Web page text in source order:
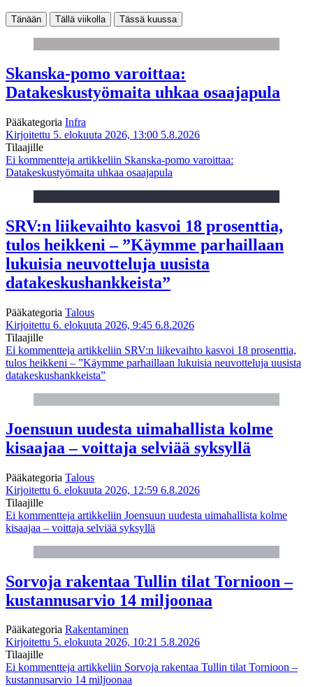
Tänään Tällä viikolla Tässä kuussa
Skanska-pomo varoittaa:
Datakeskustyömaita uhkaa osaajapula
Pääkategoria Infra
Kirjoitettu 5. elokuuta 2026, 13:00 5.8.2026
Tilaajille
Ei kommentteja artikkeliin Skanska-pomo varoittaa:
Datakeskustyömaita uhkaa osaajapula
SRV:n liikevaihto kasvoi 18 prosenttia,
tulos heikkeni – ”Käymme parhaillaan
lukuisia neuvotteluja uusista
datakeskushankkeista”
Pääkategoria Talous
Kirjoitettu 6. elokuuta 2026, 9:45 6.8.2026
Tilaajille
Ei kommentteja artikkeliin SRV:n liikevaihto kasvoi 18 prosenttia,
tulos heikkeni – ”Käymme parhaillaan lukuisia neuvotteluja uusista
datakeskushankkeista”
Joensuun uudesta uimahallista kolme
kisaajaa – voittaja selviää syksyllä
Pääkategoria Talous
Kirjoitettu 6. elokuuta 2026, 12:59 6.8.2026
Tilaajille
Ei kommentteja artikkeliin Joensuun uudesta uimahallista kolme
kisaajaa – voittaja selviää syksyllä
Sorvoja rakentaa Tullin tilat Tornioon –
kustannusarvio 14 miljoonaa
Pääkategoria Rakentaminen
Kirjoitettu 5. elokuuta 2026, 10:21 5.8.2026
Tilaajille
Ei kommentteja artikkeliin Sorvoja rakentaa Tullin tilat Tornioon –
kustannusarvio 14 miljoonaa